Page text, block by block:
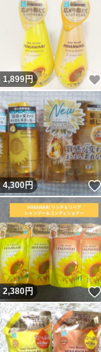
1,899円
4,300円
2,380円